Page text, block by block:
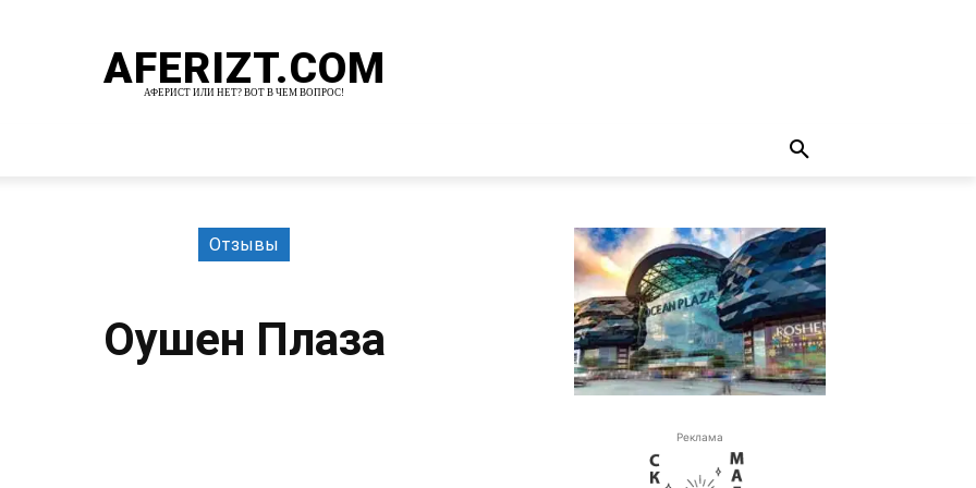
AFERIZT.COM
АФЕРИСТ ИЛИ НЕТ? ВОТ В ЧЕМ ВОПРОС!
Отзывы
Оушен Плаза
Реклама